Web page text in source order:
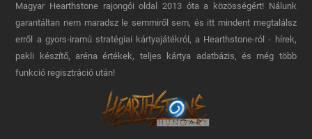
Magyar Hearthstone​ rajongói oldal 2013 óta a közösségért! Nálunk
garantáltan nem maradsz le semmiről sem, és itt mindent megtalálsz
erről a gyors-iramú stratégiai kártyajátékról, a Hearthstone-ról - hírek,
pakli készítő, aréna értékek, teljes kártya adatbázis, és még több
funkció regisztráció után!